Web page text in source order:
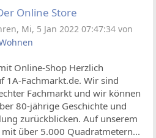
Online Store
Mi, 5 Jan 2022 07:47:34 von
Online-Shop Herzlich
1A-Fachmarkt.de. Wir sind
Fachmarkt und wir können
80-jährige Geschichte und
zurückblicken. Auf unserem
mit über 5.000 Quadratmetern...